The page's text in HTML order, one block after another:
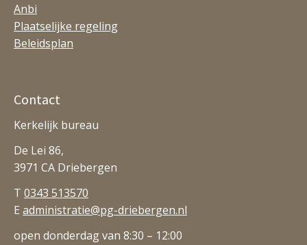
Anbi
Plaatselijke regeling
Beleidsplan
Contact
Kerkelijk bureau
De Lei 86,
3971 CA Driebergen
T 0343 513570
E administratie@pg-driebergen.nl
open donderdag van 8:30 – 12:00